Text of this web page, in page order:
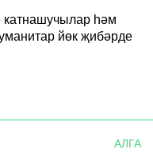
катнашучылар һәм
йөк җибәрде
АЛГА